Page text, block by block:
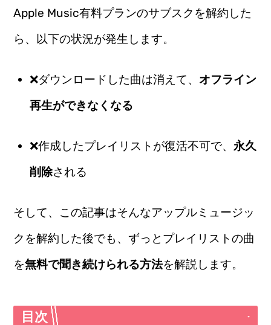
Apple Music有料プランのサブスクを解約した
ら、以下の状況が発生します。
❌ダウンロードした曲は消えて、 オフライン
再生ができなくなる
❌作成したプレイリストが復活不可で、永久
削除される
そして、この記事はそんなアップルミュージッ
クを解約した後でも、ずっとプレイリストの曲
を無料で聞き続けられる方法を解説します。
目次